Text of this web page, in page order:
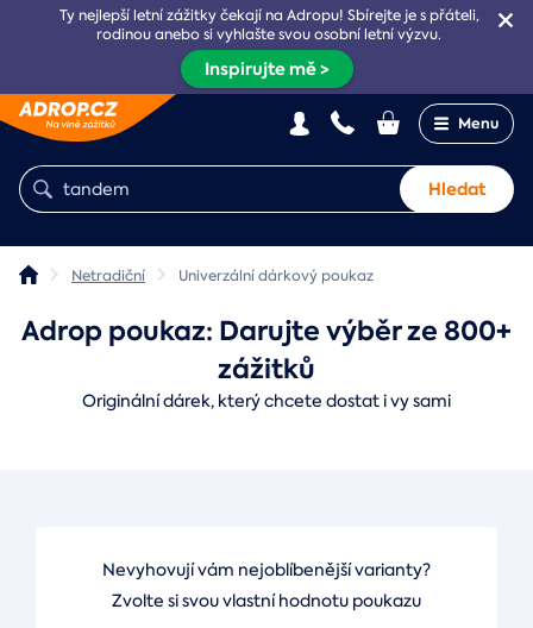
Ty nejlepší letní zážitky čekají na Adropu! Sbírejte je s přáteli,
rodinou anebo si vyhlašte svou osobní letní výzvu.
Inspirujte mě >
Menu
Hledat
Netradiční Univerzální dárkový poukaz
Adrop poukaz: Darujte výběr ze 800+
zážitků
Originální dárek, který chcete dostat i vy sami
Nevyhovují vám nejoblíbenější varianty?
Zvolte si svou vlastní hodnotu poukazu